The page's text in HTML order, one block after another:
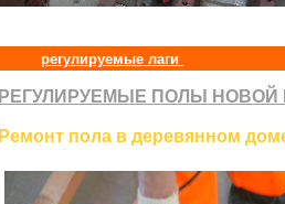
регулируемые лаги
РЕГУЛИРУЕМЫЕ ПОЛЫ НОВОЙ
Ремонт пола в деревянном